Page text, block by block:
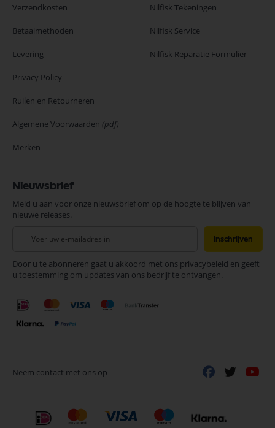
Verzendkosten
Betaalmethoden
Levering
Privacy Policy
Ruilen en Retourneren
Algemene Voorwaarden (pdf)
Merken
Nilfisk Tekeningen
Nilfisk Service
Nilfisk Reparatie Formulier
Nieuwsbrief
Meld u aan voor onze nieuwsbrief om op de hoogte te blijven van
nieuwe releases.
onze
nieuwsbrief
Inschrijven
Door u te abonneren gaat u akkoord met ons privacybeleid en geeft
u toestemming om updates van ons bedrijf te ontvangen.
Neem contact met ons op